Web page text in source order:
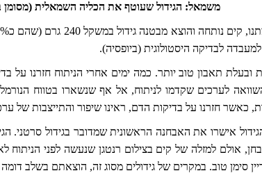
משמאל: הגידול שעוטף את הכליה השמאלית (מסומן
לבדיקה היסטולוגית (ביופסיה).
תאבון טוב יותר. כמה ימים אחרי הניתוח חזרנו על
לערכים שקדמו לניתוח, אל אף שנשארו בטווח
אישרו את האבחנה הראשונית שמדובר בגידול סרטני.
אולם למזלה של קים בצילום רנטגן שנעשה לפני הניתוח
סימן טוב. במקרים של גידולים מסוג זה, הוצאתם בשלב